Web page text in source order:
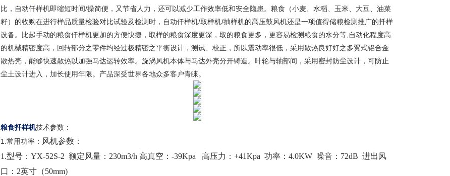
比，自动仟样机即缩短时间/操简便，又节省人力，还可以减少工作效率低和安全隐患。粮食（小麦、水稻、玉米、大豆、油菜
籽）的收购在进行样品质量检验对比试验及检测时，自动仟样机/取样机/抽样机的高压鼓风机还是一项值得储粮检测推广的扦样
设备。比起手动的粮食仟样机更加的方便快捷，取样的粮食深度更深，取的粮食更多，更容易检测粮食的水分等,自动化程度高.
的机械精密度高，回转部分之零件均经过极精密之平衡设计，测试、校正，所以震动率很低，采用散热良好好之多翼式铝合金
散热壳，能够快速散热以加强马达运转效率。旋涡风机本体与马达外壳分开铸造。叶轮与轴部间，采用密封防尘设计，可防止
尘土设计进入，加长使用年限。产品深受世界各地众多客户青睐。
粮食扦样机技术参数：
1.常用功率： 风机参数：
1.型号：YX-52S-2 额定风量：230m3/h 高真空：-39Kpa 高压力：+41Kpa 功率：4.0KW 噪音：72dB 进出风
口：2英寸（50mm)